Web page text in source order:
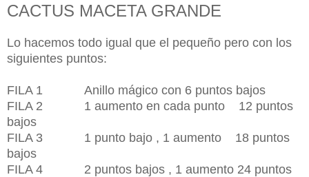
CACTUS MACETA GRANDE
Lo hacemos todo igual que el pequeño pero con los
siguientes puntos:
FILA 1 Anillo mágico con 6 puntos bajos
FILA 2 1 aumento en cada punto 12 puntos
bajos
FILA 3 1 punto bajo , 1 aumento 18 puntos
bajos
FILA 4 2 puntos bajos , 1 aumento 24 puntos